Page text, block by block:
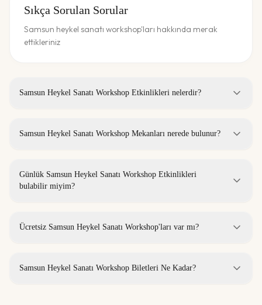
Sıkça Sorulan Sorular
Samsun heykel sanatı workshop'ları hakkında merak
ettikleriniz
Samsun Heykel Sanatı Workshop Etkinlikleri nelerdir?
Samsun Heykel Sanatı Workshop Mekanları nerede bulunur?
Günlük Samsun Heykel Sanatı Workshop Etkinlikleri
bulabilir miyim?
Ücretsiz Samsun Heykel Sanatı Workshop'ları var mı?
Samsun Heykel Sanatı Workshop Biletleri Ne Kadar?